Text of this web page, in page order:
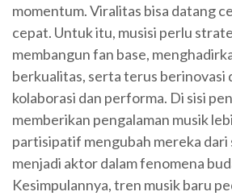
momentum. Viralitas bisa datang
cepat. Untuk itu, musisi perlu
membangun fan base,
berkualitas, serta terus berinovasi
kolaborasi dan performa. Di sisi
memberikan pengalaman musik
partisipatif mengubah mereka dari
menjadi aktor dalam fenomena
Kesimpulannya, tren musik baru